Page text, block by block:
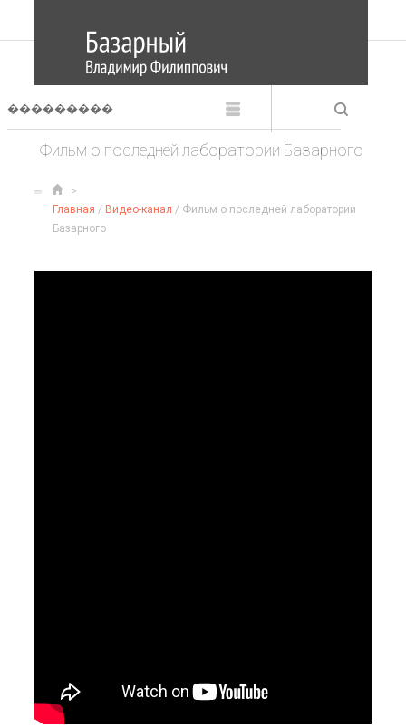
Фильм о последней лаборатории Базарного
Главная / Видео-канал / Фильм о последней лаборатории
Базарного